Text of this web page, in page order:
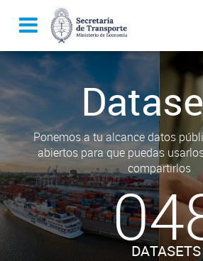
Ponemos a tu alcance datos
abiertos para que puedas
compartirlos
DATASETS